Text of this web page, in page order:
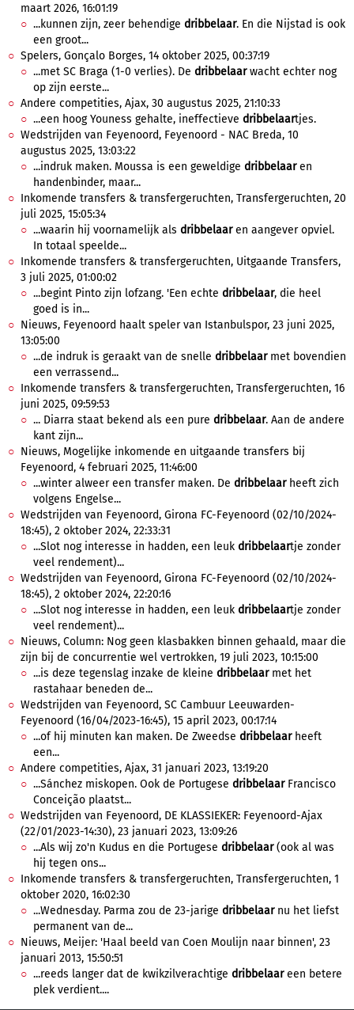
maart 2026, 16:01:19
...kunnen zijn, zeer behendige dribbelaar. En die Nijstad is ook
een groot...
Spelers, Gonçalo Borges, 14 oktober 2025, 00:37:19
...met SC Braga (1-0 verlies). De dribbelaarwacht echter nog
op zijn eerste...
Andere competities, Ajax, 30 augustus 2025, 21:10:33
...een hoog Youness gehalte, ineffectieve dribbelaartjes.
Wedstrijden van Feyenoord, Feyenoord - NAC Breda, 10
augustus 2025, 13:03:22
...indruk maken. Moussa is een geweldige dribbelaaren
handenbinder, maar...
Inkomende transfers & transfergeruchten, Transfergeruchten, 20
juli 2025, 15:05:34
...waarin hij voornamelijk als dribbelaaren aangever opviel.
In totaal speelde...
Inkomende transfers & transfergeruchten, Uitgaande Transfers,
3 juli 2025, 01:00:02
...begint Pinto zijn lofzang. 'Een echte dribbelaar, die heel
goed is in...
Nieuws, Feyenoord haalt speler van Istanbulspor, 23 juni 2025,
13:05:00
...de indruk is geraakt van de snelle dribbelaarmet bovendien
een verrassend...
Inkomende transfers & transfergeruchten, Transfergeruchten, 16
juni 2025, 09:59:53
... Diarra staat bekend als een pure dribbelaar. Aan de andere
kant zijn...
Nieuws, Mogelijke inkomende en uitgaande transfers bij
Feyenoord, 4 februari 2025, 11:46:00
...winter alweer een transfer maken. De dribbelaarheeft zich
volgens Engelse...
Wedstrijden van Feyenoord, Girona FC-Feyenoord (02/10/2024-
18:45), 2 oktober 2024, 22:33:31
...Slot nog interesse in hadden, een leuk dribbelaartje zonder
veel rendement)...
Wedstrijden van Feyenoord, Girona FC-Feyenoord (02/10/2024-
18:45), 2 oktober 2024, 22:20:16
...Slot nog interesse in hadden, een leuk dribbelaartje zonder
veel rendement)...
Nieuws, Column: Nog geen klasbakken binnen gehaald, maar die
zijn bij de concurrentie wel vertrokken, 19 juli 2023, 10:15:00
...is deze tegenslag inzake de kleine dribbelaarmet het
rastahaar beneden de...
Wedstrijden van Feyenoord, SC Cambuur Leeuwarden-
Feyenoord (16/04/2023-16:45), 15 april 2023, 00:17:14
...of hij minuten kan maken. De Zweedse dribbelaarheeft
een...
Andere competities, Ajax, 31 januari 2023, 13:19:20
...Sánchez miskopen. Ook de Portugese dribbelaarFrancisco
Conceição plaatst...
Wedstrijden van Feyenoord, DE KLASSIEKER: Feyenoord-Ajax
(22/01/2023-14:30), 23 januari 2023, 13:09:26
...Als wij zo'n Kudus en die Portugese dribbelaar(ook al was
hij tegen ons...
Inkomende transfers & transfergeruchten, Transfergeruchten, 1
oktober 2020, 16:02:30
...Wednesday. Parma zou de 23-jarige dribbelaarnu het liefst
permanent van de...
Nieuws, Meijer: 'Haal beeld van Coen Moulijn naar binnen', 23
januari 2013, 15:50:51
...reeds langer dat de kwikzilverachtige dribbelaareen betere
plek verdient....